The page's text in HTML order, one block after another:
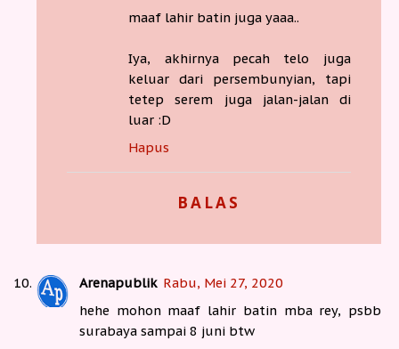
maaf lahir batin juga yaaa..
Iya, akhirnya pecah telo juga
keluar dari persembunyian, tapi
tetep serem juga jalan-jalan di
luar :D
Hapus
BALAS
Arenapublik Rabu, Mei 27, 2020
hehe mohon maaf lahir batin mba rey, psbb
surabaya sampai 8 juni btw